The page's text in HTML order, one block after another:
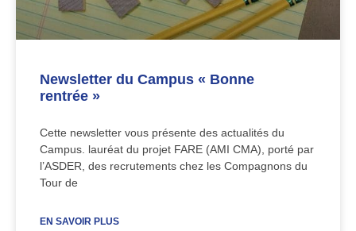
Newsletter du Campus « Bonne
rentrée »
Cette newsletter vous présente des actualités du
Campus. lauréat du projet FARE (AMI CMA), porté par
l’ASDER, des recrutements chez les Compagnons du
Tour de
EN SAVOIR PLUS